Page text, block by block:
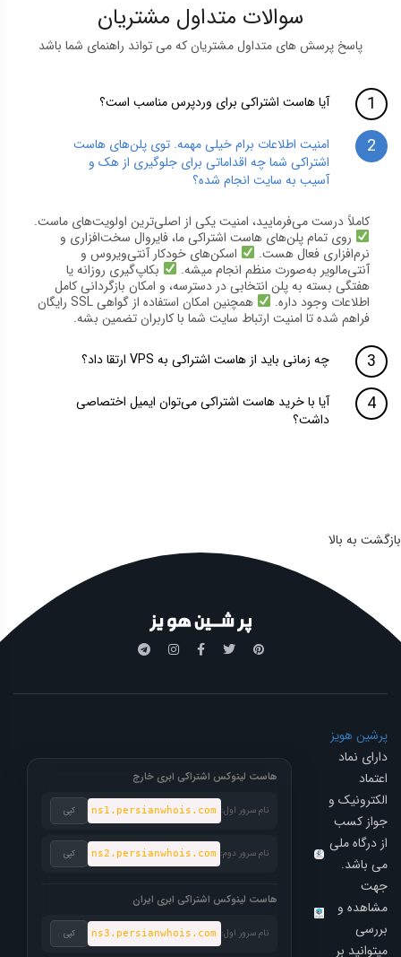
سوالات متداول مشتریان
پاسخ پرسش های متداول مشتریان که می تواند راهنمای شما باشد
آیا هاست اشتراکی برای وردپرس مناسب است؟
امنیت اطلاعات برام خیلی مهمه. توی پلن‌های هاست
اشتراکی شما چه اقداماتی برای جلوگیری از هک و
آسیب به سایت انجام شده؟
کاملاً درست می‌فرمایید، امنیت یکی از اصلی‌ترین اولویت‌های ماست.
روی تمام پلن‌های هاست اشتراکی ما، فایروال سخت‌افزاری و
نرم‌افزاری فعال هست.
اسکن‌های خودکار آنتی‌ویروس و
آنتی‌مالویر به‌صورت منظم انجام میشه.
بکاپ‌گیری روزانه یا
هفتگی بسته به پلن انتخابی در دسترسه، و امکان بازگردانی کامل
اطلاعات وجود داره.
همچنین امکان استفاده از گواهی SSL رایگان
فراهم شده تا امنیت ارتباط سایت شما با کاربران تضمین بشه.
چه زمانی باید از هاست اشتراکی به VPS ارتقا داد؟
آیا با خرید هاست اشتراکی می‌توان ایمیل اختصاصی
داشت؟
بازگشت به بالا
پرشین هویز
دارای نماد
اعتماد
الکترونیک و
جواز کسب
از درگاه ملی
می باشد.
جهت
مشاهده و
بررسی
میتوانید بر
هاست لینوکس اشتراکی ابری خارج
نام سرور اول: ns1.persianwhois.com کپی
نام سرور دوم: ns2.persianwhois.com کپی
هاست لینوکس اشتراکی ابری ایران
نام سرور اول: ns3.persianwhois.com کپی